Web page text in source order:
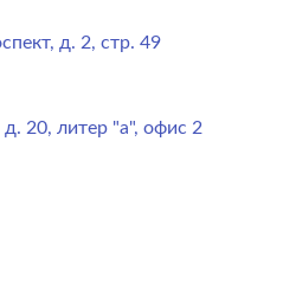
д. 2, стр. 49
20, литер "a", офис 2